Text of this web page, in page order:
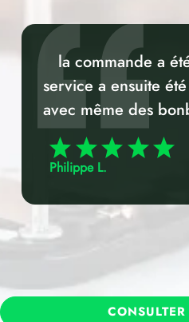
la commande a
service a ensuite
avec même des
vu que c'était son
Philippe L.